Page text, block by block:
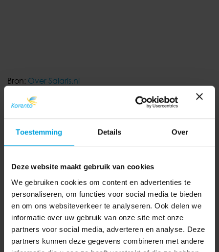
Toestemming Details Over
Deze website maakt gebruik van cookies
We gebruiken cookies om content en advertenties te
personaliseren, om functies voor social media te bieden
en om ons websiteverkeer te analyseren. Ook delen we
informatie over uw gebruik van onze site met onze
partners voor social media, adverteren en analyse. Deze
partners kunnen deze gegevens combineren met andere
Bron: Over Salaris.nl
Wiebes belooft
duidelijkheid over Wet DBA
voor Kerst
scholingsuitgaven
verdwijnt, extra gegevens
loonstrook,
premiepercentages
sociale verzekeringen en
meer..